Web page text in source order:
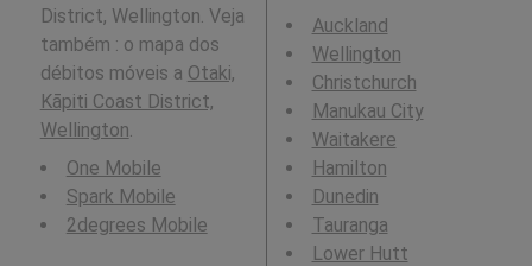
District, Wellington. Veja
também : o mapa dos
débitos móveis a Otaki,
Kāpiti Coast District,
Wellington.
One Mobile
Spark Mobile
2degrees Mobile
Auckland
Wellington
Christchurch
Manukau City
Waitakere
Hamilton
Dunedin
Tauranga
Lower Hutt